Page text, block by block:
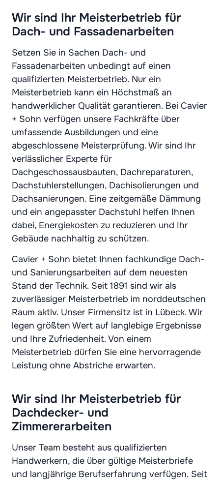
Wir sind Ihr Meisterbetrieb für
Dach- und Fassadenarbeiten
Setzen Sie in Sachen Dach- und
Fassadenarbeiten unbedingt auf einen
qualifizierten Meisterbetrieb. Nur ein
Meisterbetrieb kann ein Höchstmaß an
handwerklicher Qualität garantieren. Bei Cavier
+ Sohn verfügen unsere Fachkräfte über
umfassende Ausbildungen und eine
abgeschlossene Meisterprüfung. Wir sind Ihr
verlässlicher Experte für
Dachgeschossausbauten, Dachreparaturen,
Dachstuhlerstellungen, Dachisolierungen und
Dachsanierungen. Eine zeitgemäße Dämmung
und ein angepasster Dachstuhl helfen Ihnen
dabei, Energiekosten zu reduzieren und Ihr
Gebäude nachhaltig zu schützen.
Cavier + Sohn bietet Ihnen fachkundige Dach-
und Sanierungsarbeiten auf dem neuesten
Stand der Technik. Seit 1891 sind wir als
zuverlässiger Meisterbetrieb im norddeutschen
Raum aktiv. Unser Firmensitz ist in Lübeck. Wir
legen größten Wert auf langlebige Ergebnisse
und Ihre Zufriedenheit. Von einem
Meisterbetrieb dürfen Sie eine hervorragende
Leistung ohne Abstriche erwarten.
Wir sind Ihr Meisterbetrieb für
Dachdecker- und
Zimmererarbeiten
Unser Team besteht aus qualifizierten
Handwerkern, die über gültige Meisterbriefe
und langjährige Berufserfahrung verfügen. Seit